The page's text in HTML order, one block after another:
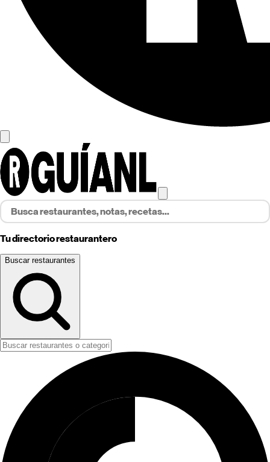
Tu directorio restaurantero
Buscar restaurantes